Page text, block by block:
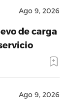
Ago 9, 2026
de carga
Ago 9, 2026